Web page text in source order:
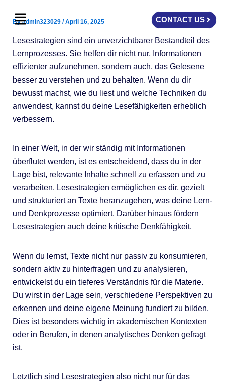
Menu CONTACT US
Byadmin323029 /April 16, 2025
Lesestrategien sind ein unverzichtbarer Bestandteil des
Lernprozesses. Sie helfen dir nicht nur, Informationen
effizienter aufzunehmen, sondern auch, das Gelesene
besser zu verstehen und zu behalten. Wenn du dir
bewusst machst, wie du liest und welche Techniken du
anwendest, kannst du deine Lesefähigkeiten erheblich
verbessern.
In einer Welt, in der wir ständig mit Informationen
überflutet werden, ist es entscheidend, dass du in der
Lage bist, relevante Inhalte schnell zu erfassen und zu
verarbeiten. Lesestrategien ermöglichen es dir, gezielt
und strukturiert an Texte heranzugehen, was deine Lern-
und Denkprozesse optimiert. Darüber hinaus fördern
Lesestrategien auch deine kritische Denkfähigkeit.
Wenn du lernst, Texte nicht nur passiv zu konsumieren,
sondern aktiv zu hinterfragen und zu analysieren,
entwickelst du ein tieferes Verständnis für die Materie.
Du wirst in der Lage sein, verschiedene Perspektiven zu
erkennen und deine eigene Meinung fundiert zu bilden.
Dies ist besonders wichtig in akademischen Kontexten
oder in Berufen, in denen analytisches Denken gefragt
ist.
Letztlich sind Lesestrategien also nicht nur für das